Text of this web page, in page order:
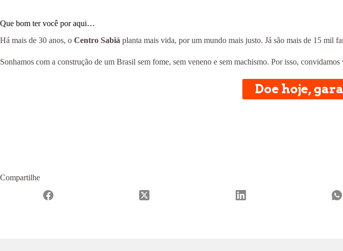
Que bom ter você por aqui…
Há mais de 30 anos, o Centro Sabiá planta mais vida, por um mundo mais justo. Já são mais de 15 mil
Sonhamos com a construção de um Brasil sem fome, sem veneno e sem machismo. Por isso, convidamos
Doe hoje,
Compartilhe